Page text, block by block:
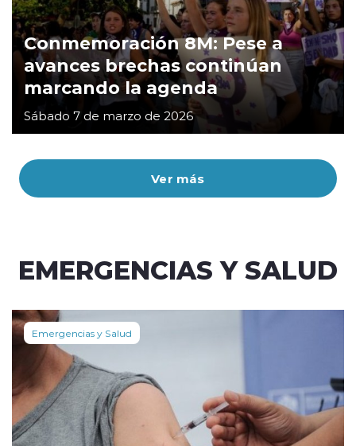
Ver más
Conmemoración 8M: Pese a
avances brechas continúan
marcando la agenda
Sábado 7 de marzo de 2026
EMERGENCIAS Y SALUD
Emergencias y Salud